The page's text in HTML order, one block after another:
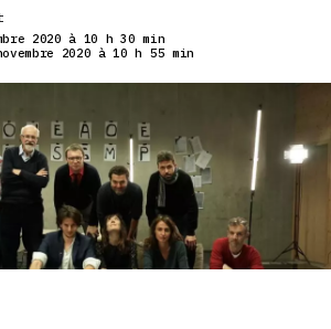
2020 à 10 h 30 min
2020 à 10 h 55 min